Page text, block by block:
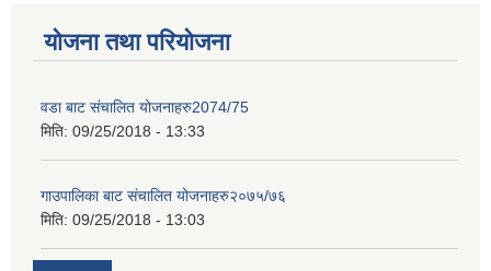
योजना तथा परियोजना
वडा बाट संचालित योजनाहरु2074/75
मिति: 09/25/2018 - 13:33
गाउपालिका बाट संचालित योजनाहरु२०७५/७६
मिति: 09/25/2018 - 13:03